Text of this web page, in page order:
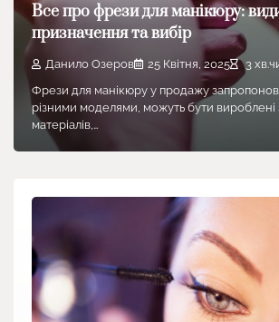
Все про фрези для манікюру:
призначення та вибір
Данило Озеров 25 Квітня, 2025
3
Фрези для манікюру у продажу
різними моделями, можуть бути вироблені
матеріалів,…